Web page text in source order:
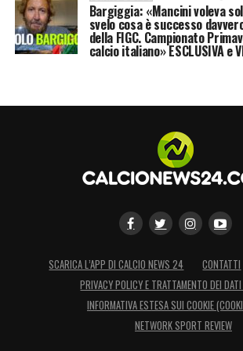
LA PLAYLIST DELLE NOSTRE
Bargiggia: «Mancini voleva
svelo cosa è successo
della FIGC. Campionato
calcio italiano» ESCLUSIVA e
SCARICA L’APP DI CALCIO NEWS 24 CONTATTI
PRIVACY POLICY E TRATTAMENTO DEI
INFORMATIVA ESTESA SUI COOKIE
NETWORK SPORT REVIEW